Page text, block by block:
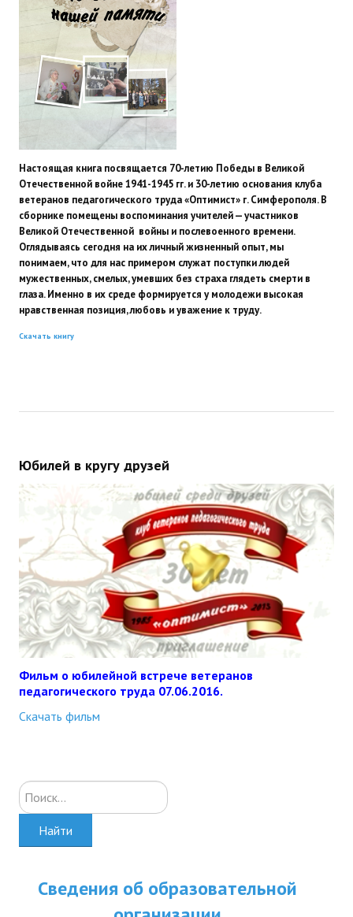
Настоящая книга посвящается 70-летию Победы в Великой
Отечественной войне 1941-1945 гг. и 30-летию основания клуба
ветеранов педагогического труда «Оптимист» г. Симферополя. В
сборнике помещены воспоминания учителей — участников
Великой Отечественной войны и послевоенного времени.
Оглядываясь сегодня на их личный жизненный опыт, мы
понимаем, что для нас примером служат поступки людей
мужественных, смелых, умевших без страха глядеть смерти в
глаза. Именно в их среде формируется у молодежи высокая
нравственная позиция, любовь и уважение к труду.
Скачать книгу
Юбилей в кругу друзей
Фильм о юбилейной встрече ветеранов
педагогического труда 07.06.2016.
Скачать фильм
Искать...
Найти
Сведения об образовательной